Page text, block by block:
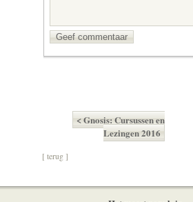
Geef commentaar
< Gnosis: Cursussen en
Lezingen 2016
[ terug ]